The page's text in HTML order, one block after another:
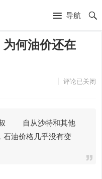
导航
何油价还在
评论已关闭
自从沙特和其他
石油价格几乎没有变